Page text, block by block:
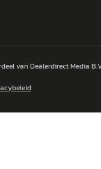
van Dealerdirect Media